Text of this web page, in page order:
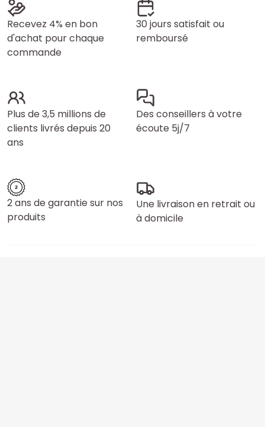
Recevez 4% en bon
d'achat pour chaque
commande
30 jours satisfait ou
remboursé
Plus de 3,5 millions de
clients livrés depuis 20
ans
Des conseillers à votre
écoute 5j/7
2 ans de garantie sur nos
produits
Une livraison en retrait ou
à domicile